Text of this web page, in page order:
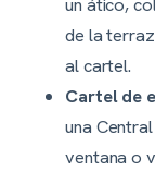
de la
al cartel.
Cartel de
una
ventana o